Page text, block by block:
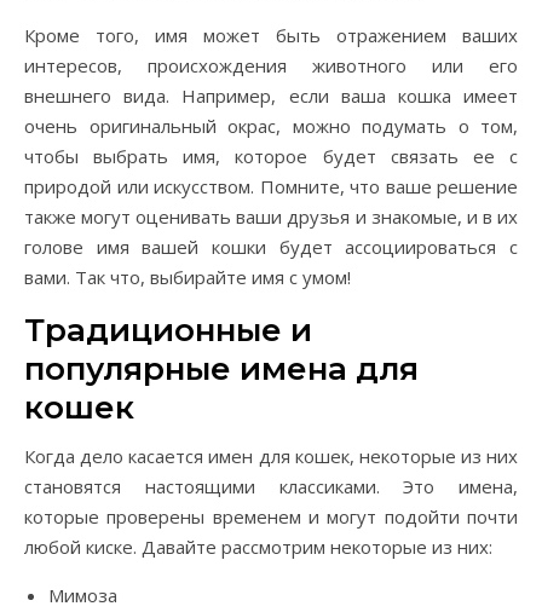
Кроме того, имя может быть отражением ваших
интересов, происхождения животного или его
внешнего вида. Например, если ваша кошка имеет
очень оригинальный окрас, можно подумать о том,
чтобы выбрать имя, которое будет связать ее с
природой или искусством. Помните, что ваше решение
также могут оценивать ваши друзья и знакомые, и в их
голове имя вашей кошки будет ассоциироваться с
вами. Так что, выбирайте имя с умом!
Традиционные и
популярные имена для
кошек
Когда дело касается имен для кошек, некоторые из них
становятся настоящими классиками. Это имена,
которые проверены временем и могут подойти почти
любой киске. Давайте рассмотрим некоторые из них:
Мимоза